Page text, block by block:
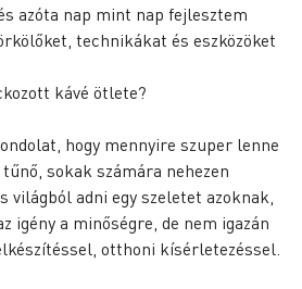
azóta nap mint nap fejlesztem
technikákat és eszközöket
kávé ötlete?
hogy mennyire szuper lenne
sokak számára nehezen
világból adni egy szeletet azoknak,
igény a minőségre, de nem igazán
otthoni kísérletezéssel.